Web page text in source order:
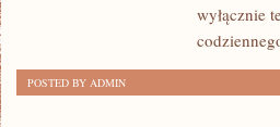
wyłącznie
POSTED BY ADMIN